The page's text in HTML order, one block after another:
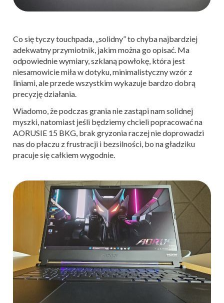
Co się tyczy touchpada, „solidny” to chyba najbardziej
adekwatny przymiotnik, jakim można go opisać. Ma
odpowiednie wymiary, szklaną powłokę, która jest
niesamowicie miła w dotyku, minimalistyczny wzór z
liniami, ale przede wszystkim wykazuje bardzo dobrą
precyzję działania.
Wiadomo, że podczas grania nie zastąpi nam solidnej
myszki, natomiast jeśli będziemy chcieli popracować na
AORUSIE 15 BKG, brak gryzonia raczej nie doprowadzi
nas do płaczu z frustracji i bezsilności, bo na gładziku
pracuje się całkiem wygodnie.